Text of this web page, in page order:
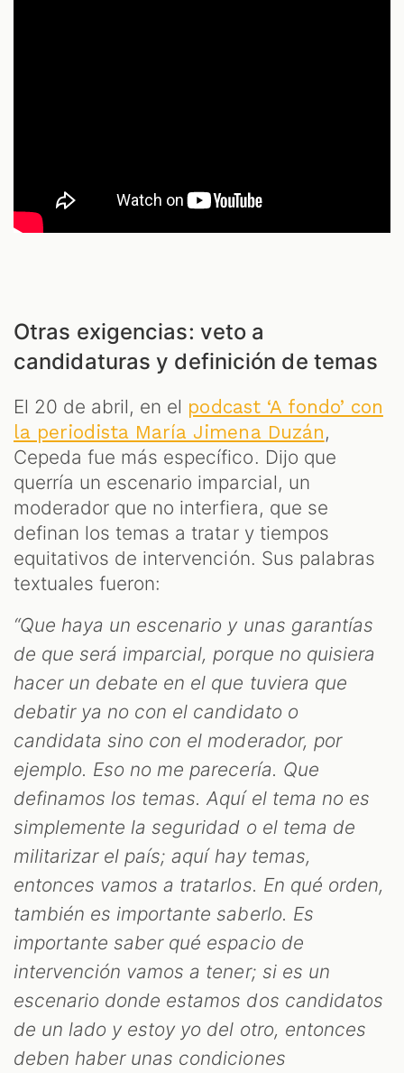
Otras exigencias: veto a
candidaturas y definición de temas
El 20 de abril, en el podcast ‘A fondo’ con
la periodista María Jimena Duzán,
Cepeda fue más específico. Dijo que
querría un escenario imparcial, un
moderador que no interfiera, que se
definan los temas a tratar y tiempos
equitativos de intervención. Sus palabras
textuales fueron:
“Que haya un escenario y unas garantías
de que será imparcial, porque no quisiera
hacer un debate en el que tuviera que
debatir ya no con el candidato o
candidata sino con el moderador, por
ejemplo. Eso no me parecería. Que
definamos los temas. Aquí el tema no es
simplemente la seguridad o el tema de
militarizar el país; aquí hay temas,
entonces vamos a tratarlos. En qué orden,
también es importante saberlo. Es
importante saber qué espacio de
intervención vamos a tener; si es un
escenario donde estamos dos candidatos
de un lado y estoy yo del otro, entonces
deben haber unas condiciones